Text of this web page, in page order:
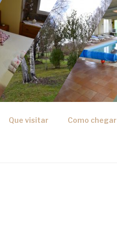
Que visitar Como chegar